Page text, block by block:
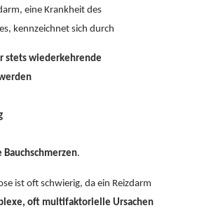
eine Krankheit des
kennzeichnet sich durch
stets wiederkehrende
Bauchschmerzen.
ist oft schwierig, da ein Reizdarm
oft multifaktorielle Ursachen